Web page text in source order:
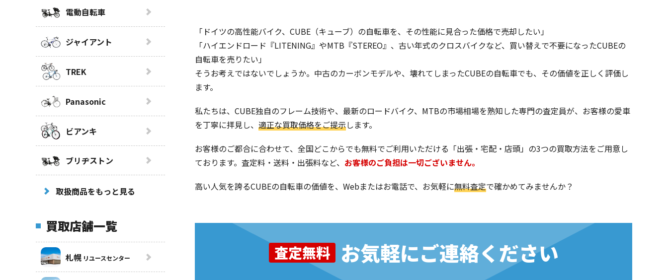
「ドイツの高性能バイク、CUBE（キューブ）の自転車を、その性能に見合った価格で売却したい」
「ハイエンドロード『LITENING』やMTB『STEREO』、古い年式のクロスバイクなど、買い替えで不要になったCUBEの
自転車を売りたい」
そうお考えではないでしょうか。中古のカーボンモデルや、壊れてしまったCUBEの自転車でも、その価値を正しく評価し
ます。
私たちは、CUBE独自のフレーム技術や、最新のロードバイク、MTBの市場相場を熟知した専門の査定員が、お客様の愛車
を丁寧に拝見し、 適正な買取価格をご提示します。
お客様のご都合に合わせて、全国どこからでも無料でご利用いただける「出張・宅配・店頭」の3つの買取方法をご用意し
ております。査定料・送料・出張料など、 お客様のご負担は一切ございません。
高い人気を誇るCUBEの自転車の価値を、Webまたはお電話で、お気軽に無料査定で確かめてみませんか？
査定無料 お気軽にご連絡ください
電動自転車
ジャイアント
TREK
Panasonic
ビアンキ
ブリヂストン
取扱商品をもっと見る
買取店舗一覧
札幌 リユースセンター